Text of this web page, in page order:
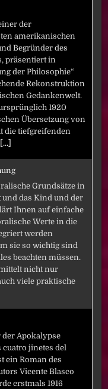
der
amerikanischen
Begründer des
präsentiert in
der Philosophie“
Rekonstruktion
Gedankenwelt.
1920
Übersetzung von
die tiefgreifenden
[...]
Grundsätze in
und das Kind und der
Ihnen auf einfache
Werte in die
werden
sie so wichtig sind
beachten müssen.
nicht nur
viele praktische
der Apokalypse
cuatro jinetes del
ein Roman des
Vicente Blasco
erstmals 1916